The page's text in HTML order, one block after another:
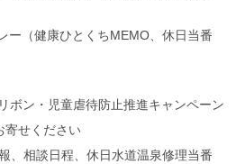
ー（健康ひとくちMEMO、休日当番
ボン・児童虐待防止推進キャンペーン
寄せください
、相談日程、休日水道温泉修理当番